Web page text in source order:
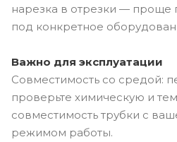
нарезка в отрезки — проще
под конкретное
Важно для эксплуатации
Совместимость со средой:
проверьте химическую и
совместимость трубки с
режимом работы.